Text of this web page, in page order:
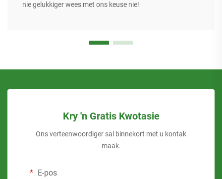
nie gelukkiger wees met ons keuse nie!
Kry 'n Gratis Kwotasie
Ons verteenwoordiger sal binnekort met u kontak
maak.
E-pos